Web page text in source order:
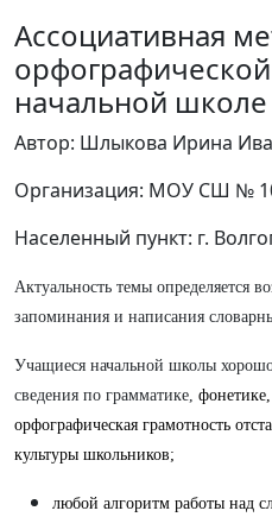
Ассоциативная
начальной школе
Автор: Шлыкова Ирина
Организация: МОУ СШ №
Населенный пункт: г.
Актуальность темы определяется
запоминания и написания
Учащиеся начальной школы
сведения по грамматике,
орфографическая грамотность
культуры школьников;
любой алгоритм работы над